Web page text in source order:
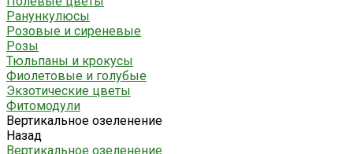
Ранункулюсы
Розовые и сиреневые
Розы
Тюльпаны и крокусы
Фиолетовые и голубые
Экзотические цветы
Фитомодули
Вертикальное озеленение
Назад
Вертикальное озеленение